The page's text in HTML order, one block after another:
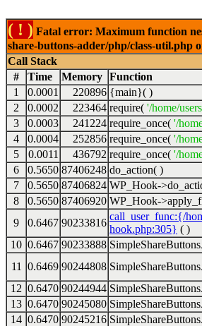
( ! ) Fatal error: Maximum function
share-buttons-adder/php/class-util.php
Call Stack
#
Time Memory Function
1
0.0001 220896 {main}( )
2
0.0002 223464 require( '/home/
3
0.0003 241224 require_once( '/
4
0.0004 252856 require_once( '/
5
0.0011 436792 require_once( '/
6
0.5650 87406248 do_action( )
7
0.5650 87406824 WP_Hook-
8
0.5650 87406920 WP_Hook-
9
0.6467 90233816
call_user_func:{/
hook.php:305} ( )
10 0.6467 90233888
11
0.6469 90244808
12 0.6470 90244944
13 0.6470 90245080
14 0.6470 90245216